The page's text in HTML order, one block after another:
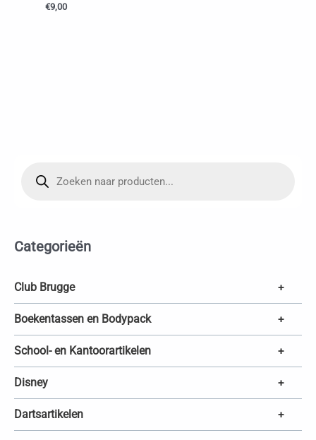
n
z
k
e
n
Categorieën
Club Brugge +
Boekentassen en Bodypack +
School- en Kantoorartikelen +
Disney +
Dartsartikelen +
€9,00